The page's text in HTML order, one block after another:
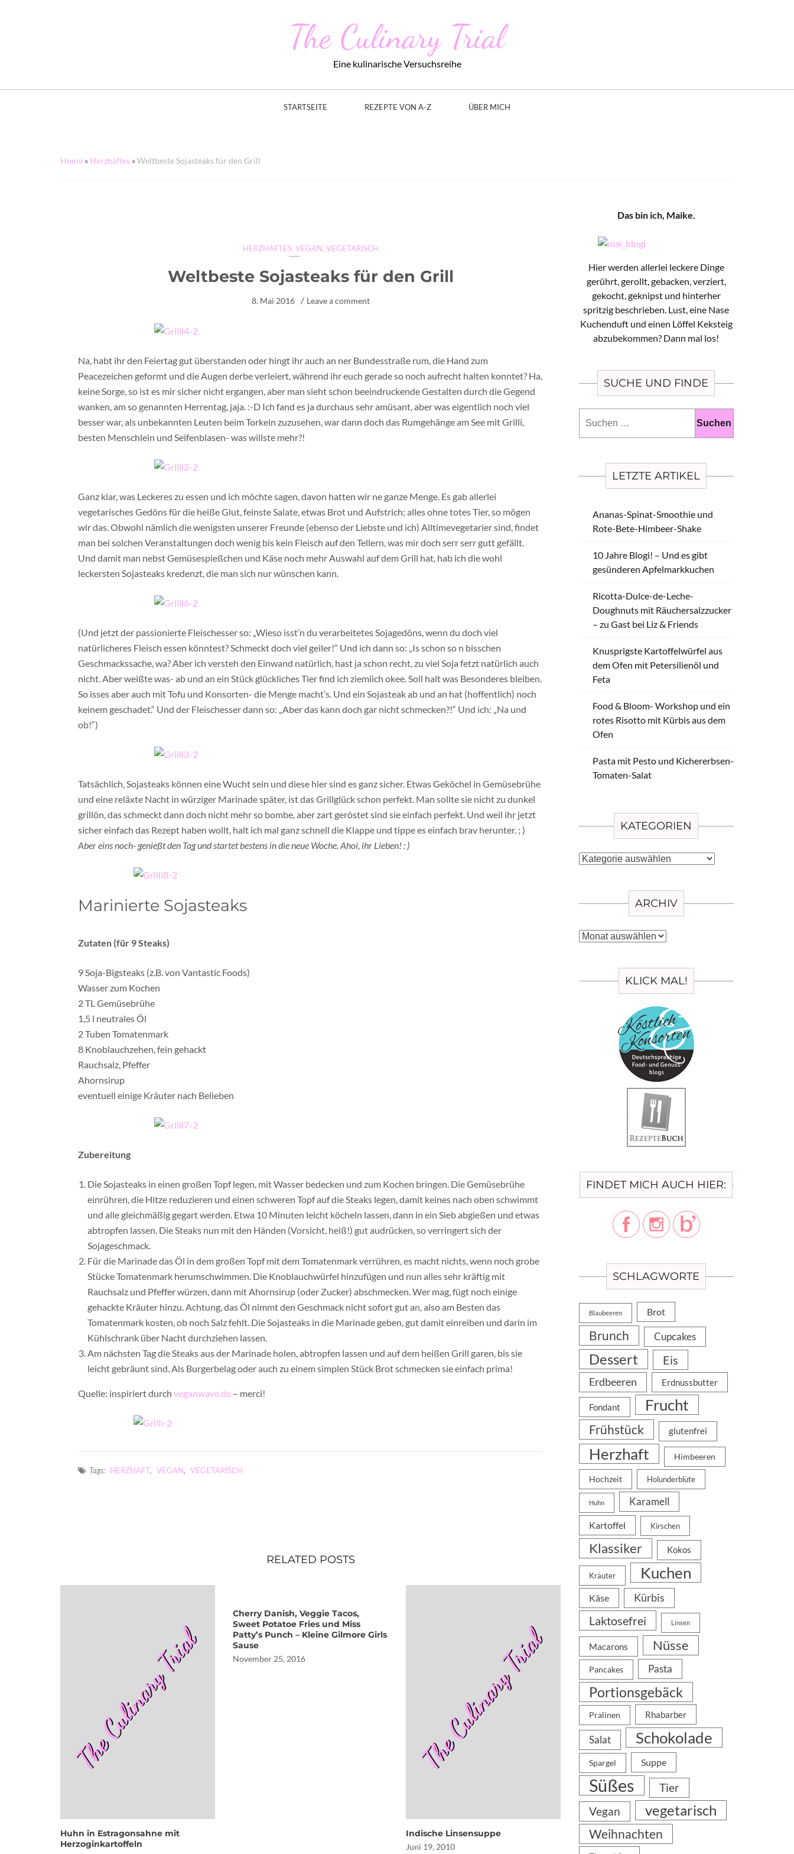
The Culinary Trial
Eine kulinarische Versuchsreihe
STARTSEITE REZEPTE VON A-Z ÜBER MICH
Home » Herzhaftes »Weltbeste Sojasteaks für den Grill
HERZHAFTES, VEGAN, VEGETARISCH
Weltbeste Sojasteaks für den Grill
8. Mai 2016 Leave a comment
Na, habt ihr den Feiertag gut überstanden oder hingt ihr auch an ner Bundesstraße rum, die Hand zum
Peacezeichen geformt und die Augen derbe verleiert, während ihr euch gerade so noch aufrecht halten konntet? Ha,
keine Sorge, so ist es mir sicher nicht ergangen, aber man sieht schon beeindruckende Gestalten durch die Gegend
wanken, am so genannten Herrentag, jaja. :-D Ich fand es ja durchaus sehr amüsant, aber was eigentlich noch viel
besser war, als unbekannten Leuten beim Torkeln zuzusehen, war dann doch das Rumgehänge am See mit Grilli,
besten Menschlein und Seifenblasen- was willste mehr?!
Ganz klar, was Leckeres zu essen und ich möchte sagen, davon hatten wir ne ganze Menge. Es gab allerlei
vegetarisches Gedöns für die heiße Glut, feinste Salate, etwas Brot und Aufstrich; alles ohne totes Tier, so mögen
wir das. Obwohl nämlich die wenigsten unserer Freunde (ebenso der Liebste und ich) Alltimevegetarier sind, findet
man bei solchen Veranstaltungen doch wenig bis kein Fleisch auf den Tellern, was mir doch serr serr gutt gefällt.
Und damit man nebst Gemüsespießchen und Käse noch mehr Auswahl auf dem Grill hat, hab ich die wohl
leckersten Sojasteaks kredenzt, die man sich nur wünschen kann.
(Und jetzt der passionierte Fleischesser so: „Wieso isst’n du verarbeitetes Sojagedöns, wenn du doch viel
natürlicheres Fleisch essen könntest? Schmeckt doch viel geiler!“ Und ich dann so: „Is schon so n bisschen
Geschmackssache, wa? Aber ich versteh den Einwand natürlich, hast ja schon recht, zu viel Soja fetzt natürlich auch
nicht. Aber weißte was- ab und an ein Stück glückliches Tier find ich ziemlich okee. Soll halt was Besonderes bleiben.
So isses aber auch mit Tofu und Konsorten- die Menge macht’s. Und ein Sojasteak ab und an hat (hoffentlich) noch
keinem geschadet.“ Und der Fleischesser dann so: „Aber das kann doch gar nicht schmecken?!“ Und ich: „Na und
ob!“)
Tatsächlich, Sojasteaks können eine Wucht sein und diese hier sind es ganz sicher. Etwas Geköchel in Gemüsebrühe
und eine reläxte Nacht in würziger Marinade später, ist das Grillglück schon perfekt. Man sollte sie nicht zu dunkel
grillön, das schmeckt dann doch nicht mehr so bombe, aber zart geröstet sind sie einfach perfekt. Und weil ihr jetzt
sicher einfach das Rezept haben wollt, halt ich mal ganz schnell die Klappe und tippe es einfach brav herunter. ; )
Aber eins noch- genießt den Tag und startet bestens in die neue Woche. Ahoi, ihr Lieben! : )
Marinierte Sojasteaks
Zutaten (für 9 Steaks)
9 Soja-Bigsteaks (z.B. von Vantastic Foods)
Wasser zum Kochen
2 TL Gemüsebrühe
1,5 l neutrales Öl
2 Tuben Tomatenmark
8 Knoblauchzehen, fein gehackt
Rauchsalz, Pfeffer
Ahornsirup
eventuell einige Kräuter nach Belieben
Zubereitung
Die Sojasteaks in einen großen Topf legen, mit Wasser bedecken und zum Kochen bringen. Die Gemüsebrühe
einrühren, die Hitze reduzieren und einen schweren Topf auf die Steaks legen, damit keines nach oben schwimmt
und alle gleichmäßig gegart werden. Etwa 10 Minuten leicht köcheln lassen, dann in ein Sieb abgießen und etwas
abtropfen lassen. Die Steaks nun mit den Händen (Vorsicht, heiß!) gut audrücken, so verringert sich der
Sojageschmack.
Für die Marinade das Öl in dem großen Topf mit dem Tomatenmark verrühren, es macht nichts, wenn noch grobe
Stücke Tomatenmark herumschwimmen. Die Knoblauchwürfel hinzufügen und nun alles sehr kräftig mit
Rauchsalz und Pfeffer würzen, dann mit Ahornsirup (oder Zucker) abschmecken. Wer mag, fügt noch einige
gehackte Kräuter hinzu. Achtung, das Öl nimmt den Geschmack nicht sofort gut an, also am Besten das
Tomatenmark kosten, ob noch Salz fehlt. Die Sojasteaks in die Marinade geben, gut damit einreiben und darin im
Kühlschrank über Nacht durchziehen lassen.
Am nächsten Tag die Steaks aus der Marinade holen, abtropfen lassen und auf dem heißen Grill garen, bis sie
leicht gebräunt sind. Als Burgerbelag oder auch zu einem simplen Stück Brot schmecken sie einfach prima!
Quelle: inspiriert durch veganwave.de – merci!
Tags: HERZHAFT, VEGAN, VEGETARISCH
RELATED POSTS
Huhn in Estragonsahne mit
Herzoginkartoffeln
Cherry Danish, Veggie Tacos,
Sweet Potatoe Fries und Miss
Patty’s Punch – Kleine Gilmore Girls
Sause
November 25, 2016
Indische Linsensuppe
Juni 19, 2010
Das bin ich, Maike.
Hier werden allerlei leckere Dinge
gerührt, gerollt, gebacken, verziert,
gekocht, geknipst und hinterher
spritzig beschrieben. Lust, eine Nase
Kuchenduft und einen Löffel Keksteig
abzubekommen? Dann mal los!
SUCHE UND FINDE
nach:
LETZTE ARTIKEL
Ananas-Spinat-Smoothie und
Rote-Bete-Himbeer-Shake
10 Jahre Blogi! – Und es gibt
gesünderen Apfelmarkkuchen
Ricotta-Dulce-de-Leche-
Doughnuts mit Räuchersalzzucker
– zu Gast bei Liz & Friends
Knusprigste Kartoffelwürfel aus
dem Ofen mit Petersilienöl und
Feta
Food & Bloom- Workshop und ein
rotes Risotto mit Kürbis aus dem
Ofen
Pasta mit Pesto und Kichererbsen-
Tomaten-Salat
KATEGORIEN
Kategorien
ARCHIV
Archiv
KLICK MAL!
FINDET MICH AUCH HIER:
SCHLAGWORTE
Blaubeeren Brot
Brunch Cupcakes
Dessert Eis
Erdbeeren Erdnussbutter
Fondant Frucht
Frühstück glutenfrei
Herzhaft Himbeeren
Hochzeit Holunderblüte
Huhn Karamell
Kartoffel Kirschen
Klassiker Kokos
Kräuter Kuchen
Käse Kürbis
Laktosefrei Linsen
Macarons Nüsse
Pancakes Pasta
Portionsgebäck
Pralinen Rhabarber
Salat Schokolade
Spargel Suppe
Süßes
Tier
Vegan
vegetarisch
Weihnachten